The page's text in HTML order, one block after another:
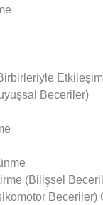
Etkileşim
Beceriler)
(Bilişsel
Beceriler)